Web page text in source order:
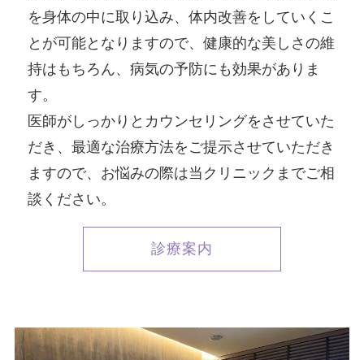
を身体の中に取り込み、体内改善をしていくこ
とが可能となりますので、健康的な美しさの維
持はもちろん、病気の予防にも効果がありま
す。
医師がしっかりとカウンセリングをさせていた
だき、最適な治療方法をご提示させていただき
ますので、お悩みの際は当クリニックまでご相
談ください。
診療案内